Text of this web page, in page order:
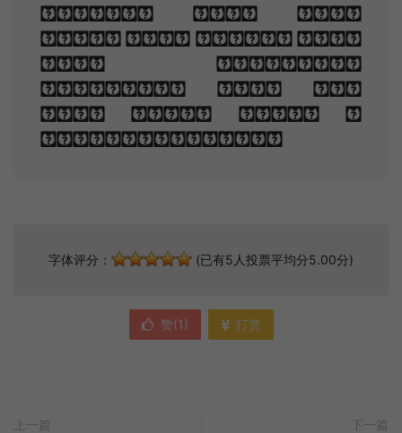
sadly, how Love
fled And paced upon
the mountains
overhead And hid
his face amid a
crowd of stars.
字体评分： (已有5人投票平均分5.00分)
赞(1) 打赏
上一篇
下一篇